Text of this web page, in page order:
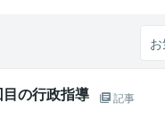
の行政指導
記事